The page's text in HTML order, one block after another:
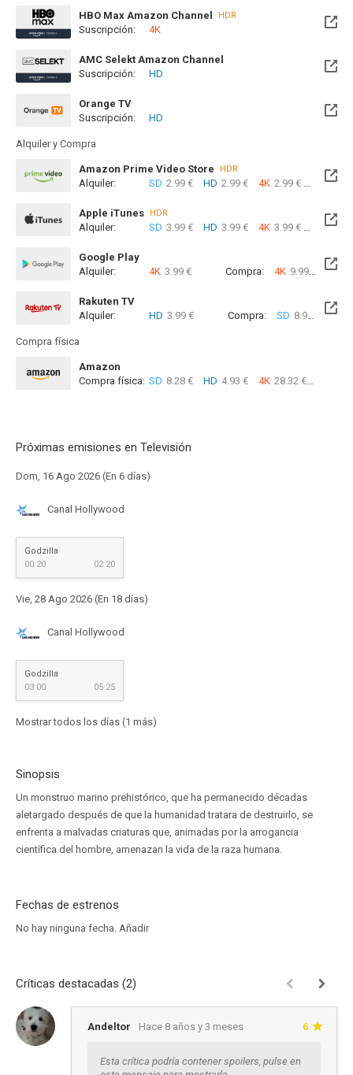
HBO Max Amazon Channel HDR
Suscripción: 4K
AMC Selekt Amazon Channel
Suscripción:
HD
Orange TV
Disponible hasta el Mar, 01 Sep 2026 (Quedan 22 días)
Suscripción: HD
Alquiler y Compra
Amazon Prime Video Store HDR
Alquiler: SD 2.99 € HD 2.99 € 4K 2.99 €
Apple iTunes HDR
Alquiler: SD 3.99 € HD 3.99 € 4K 3.99 €
Google Play
Alquiler:
4K 3.99 € Compra: 4K 9.99 €
Rakuten TV
Alquiler:
HD 3.99 € Compra: SD 8.99 € HD
Compra física
Amazon
Compra física: SD 8.28 € HD 4.93 € 4K 28.32 €
Próximas emisiones en Televisión
Dom, 16 Ago 2026 (En 6 días)
Canal Hollywood
Godzilla
00:20
02:20
Vie, 28 Ago 2026 (En 18 días)
Canal Hollywood
Godzilla
03:00
05:25
Mostrar todos los días (1 más)
Sinopsis
Un monstruo marino prehistórico, que ha permanecido décadas
aletargado después de que la humanidad tratara de destruirlo, se
enfrenta a malvadas criaturas que, animadas por la arrogancia
científica del hombre, amenazan la vida de la raza humana.
Fechas de estrenos
No hay ninguna fecha. Añadir
Críticas destacadas (2)
Andeltor Hace 8 años y 3 meses 6
Esta crítica podría contener spoilers, pulse en